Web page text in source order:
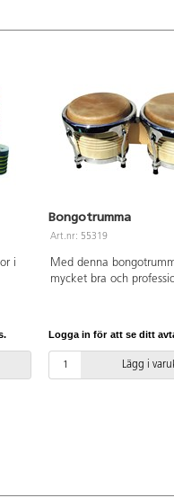
i
de
Bongotrumma
Art.nr: 55319
Med denna
mycket bra och
Logga in för att se ditt
Lägg i